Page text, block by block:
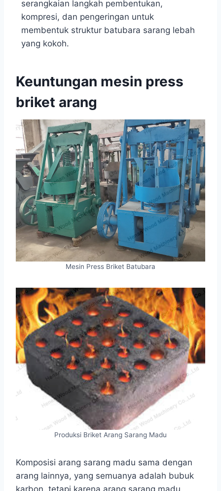
serangkaian langkah pembentukan,
kompresi, dan pengeringan untuk
membentuk struktur batubara sarang lebah
yang kokoh.
Keuntungan mesin press
briket arang
Mesin Press Briket Batubara
Produksi Briket Arang Sarang Madu
Komposisi arang sarang madu sama dengan
arang lainnya, yang semuanya adalah bubuk
karbon, tetapi karena arang sarang madu